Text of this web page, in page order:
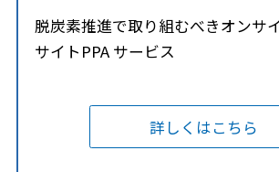
脱炭素推進で取り組むべきオンサ
サイトPPA サービス
詳しくはこちら